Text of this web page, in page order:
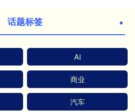
话题标签
AI
商业
汽车